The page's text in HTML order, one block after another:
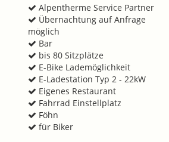
Alpentherme Service Partner
Übernachtung auf Anfrage
möglich
Bar
bis 80 Sitzplätze
E-Bike Lademöglichkeit
E-Ladestation Typ 2 - 22kW
Eigenes Restaurant
Fahrrad Einstellplatz
Föhn
für Biker